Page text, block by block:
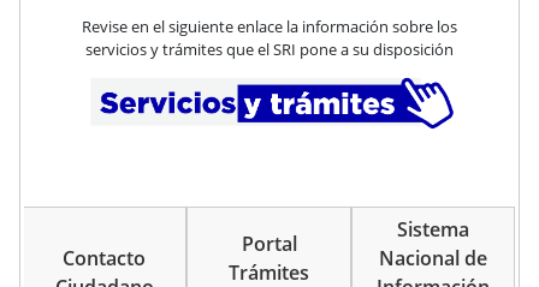
Revise en el siguiente enlace la información sobre los
servicios y trámites que el SRI pone a su disposición
Contacto
Portal
Trámites
Sistema
Nacional de